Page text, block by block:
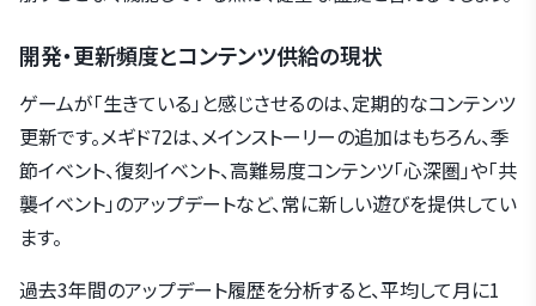
開発・更新頻度とコンテンツ供給の現状
ゲームが「生きている」と感じさせるのは、定期的なコンテンツ
更新です。メギド72は、メインストーリーの追加はもちろん、季
節イベント、復刻イベント、高難易度コンテンツ「心深圏」や「共
襲イベント」のアップデートなど、常に新しい遊びを提供してい
ます。
過去3年間のアップデート履歴を分析すると、平均して月に1